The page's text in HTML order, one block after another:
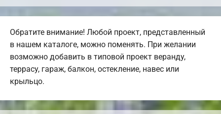
Обратите внимание! Любой проект, представленный
в нашем каталоге, можно поменять. При желании
возможно добавить в типовой проект веранду,
террасу, гараж, балкон, остекление, навес или
крыльцо.